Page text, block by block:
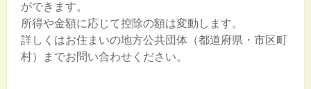
ができます。
所得や金額に応じて控除の額は変動します。
詳しくはお住まいの地方公共団体（都道府県・市区町
村）までお問い合わせください。